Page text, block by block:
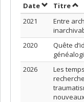
DateTrier par
Titre
2021
Entre
2020
Quête
2026
Les